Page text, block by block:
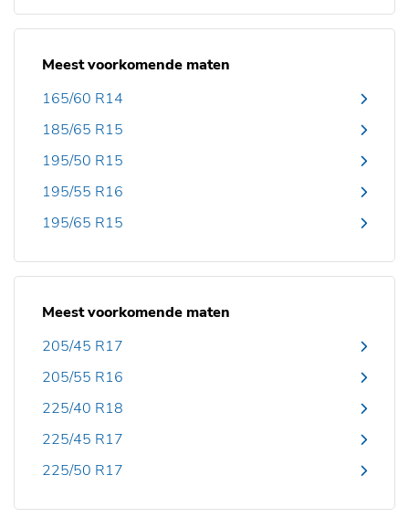
Meest voorkomende maten
165/60 R14
185/65 R15
195/50 R15
195/55 R16
195/65 R15
Meest voorkomende maten
205/45 R17
205/55 R16
225/40 R18
225/45 R17
225/50 R17